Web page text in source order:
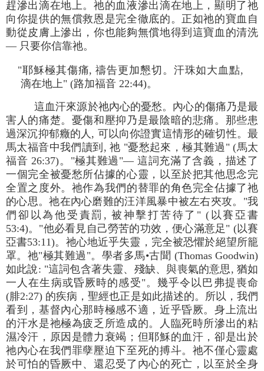
趕滲出滴在地上。祂的血液滲出滴在地上，顯明了祂
向你提供的無償救恩是完全徹底的。正如祂的寶血自
動從皮膚上滲出，你也能夠無償地得到這寶血的清洗
— 只要你信靠祂。
"耶穌極其傷痛, 禱告更加懇切。汗珠如大血點,
滴在地上" (路加福音 22:44)。
這血汗來源於祂內心的憂愁。內心的傷痛乃是最
害人的痛楚。憂傷和壓抑乃是最陰暗的悲痛。那些患
過深沉抑郁癥的人, 可以向你證實這情形的確切性。最
馬太福音中我們讀到, 祂 "憂愁起來，極其難過" (馬太
福音 26:37)。"極其難過"— 這詞充滿了含義，描述了
一個完全被憂愁所佔據的心靈，以至於把其他思念完
全置之度外。祂作為我們的替罪的角色完全佔據了祂
的心思。祂在內心磨難的汪洋風暴中被左右夾攻。"我
們卻以為他受責罰, 被神擊打苦待了" (以賽亞書
53:4)。"他必看見自己勞苦的功效，便心滿意足" (以賽
亞書53:11)。祂心地近乎失靈，完全被恐懼於絕望所籠
罩。祂"極其難過"。學者多馬•古聞 (Thomas Goodwin)
如此說: "這詞包含著失靈、殘缺、與喪氣的意思, 猶如
一人在生病或昏厥時的感受"。幾乎令以巴弗提喪命
(腓2:27) 的疾病，聖經也正是如此描述的。所以，我們
看到，基督內心那時極感不適，近乎昏厥。身上流出
的汗水是祂極為疲乏所造成的。人臨死時所滲出的粘
濕冷汗，原因是體力衰竭；但耶穌的血汗，卻是出於
祂內心在我們罪孽壓迫下至死的搏斗。祂不僅心靈處
於可怕的昏厥中、還忍受了內心的死亡，以至於全身